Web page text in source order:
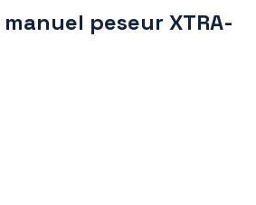
peseur XTRA-